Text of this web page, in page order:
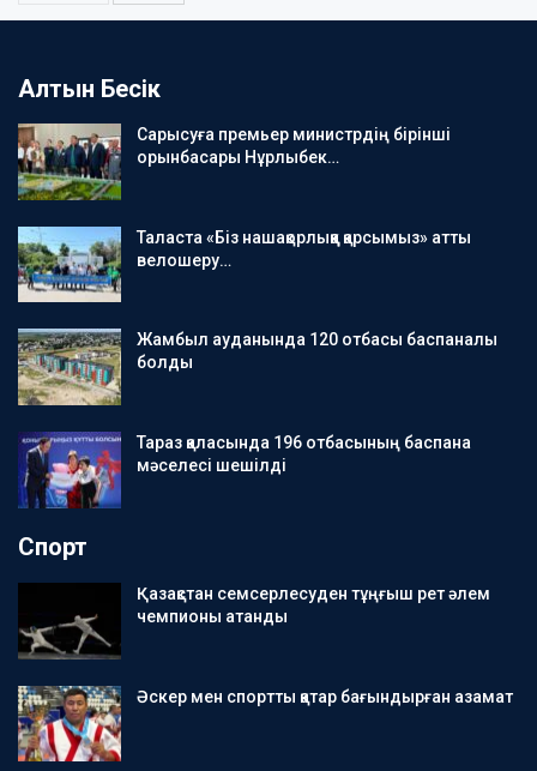
Алтын Бесік
Сарысуға премьер министрдің бірінші
орынбасары Нұрлыбек…
Таласта «Біз нашақорлыққа қарсымыз» атты
велошеру…
Жамбыл ауданында 120 отбасы баспаналы
болды
Тараз қаласында 196 отбасының баспана
мәселесі шешілді
Спорт
Қазақстан семсерлесуден тұңғыш рет әлем
чемпионы атанды
Әскер мен спортты қатар бағындырған азамат